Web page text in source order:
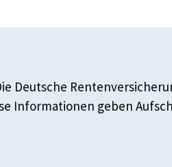
Deutsche
Informationen geben